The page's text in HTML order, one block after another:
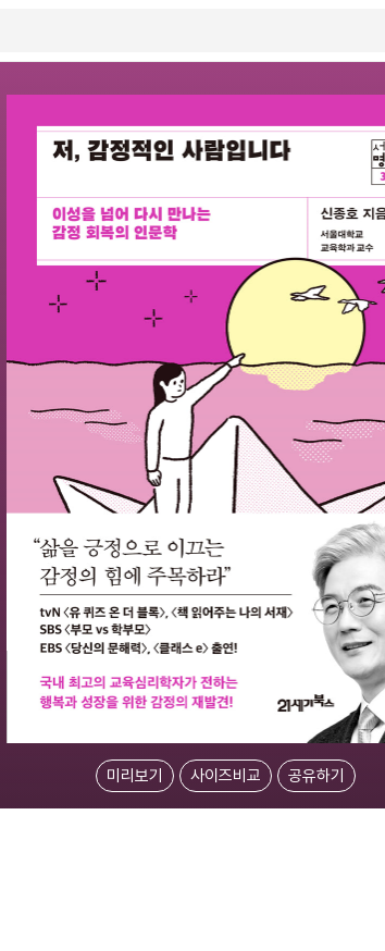
미리보기 사이즈비교 공유하기